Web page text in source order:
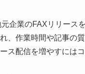
企業のFAXリリース
、作業時間や記事の
ス配信を増やすにはコ